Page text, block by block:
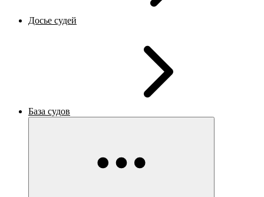
Досье судей
База судов